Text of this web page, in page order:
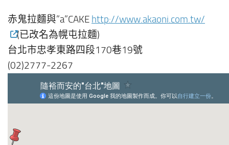
赤鬼拉麵與”a”CAKE http://www.akaoni.com.tw/
(已改名為幌屯拉麵)
台北市忠孝東路四段170巷19號
(02)2777-2267